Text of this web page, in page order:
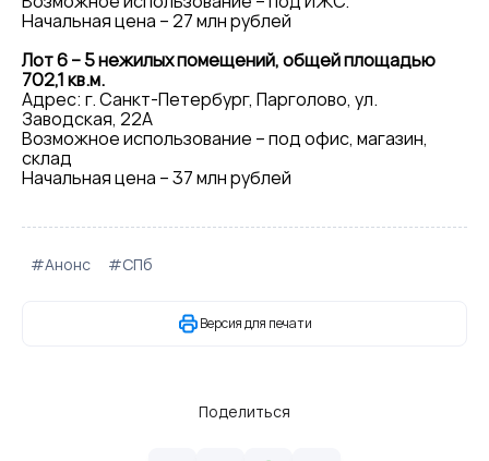
Начальная цена – 27 млн рублей
Лот 6 – 5 нежилых помещений, общей площадью
702,1 кв.м.
Адрес: г. Санкт-Петербург, Парголово, ул.
Заводская, 22А
Возможное использование – под офис, магазин,
склад
Начальная цена – 37 млн рублей
#Анонс #СПб
Версия для печати
Поделиться